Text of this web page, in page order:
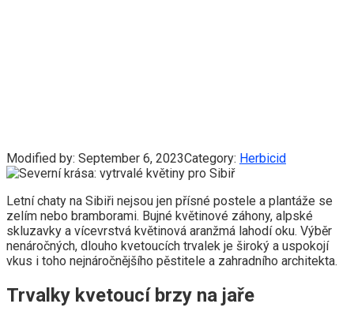
Modified by: September 6, 2023Category: Herbicid
Letní chaty na Sibiři nejsou jen přísné postele a plantáže se
zelím nebo bramborami. Bujné květinové záhony, alpské
skluzavky a vícevrstvá květinová aranžmá lahodí oku. Výběr
nenáročných, dlouho kvetoucích trvalek je široký a uspokojí
vkus i toho nejnáročnějšího pěstitele a zahradního architekta.
Trvalky kvetoucí brzy na jaře